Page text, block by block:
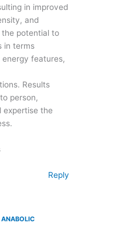
in improved
and
the potential to
in terms
energy features,
Results
person,
expertise the
Reply
ANABOLIC